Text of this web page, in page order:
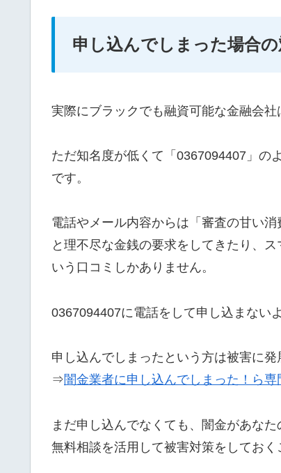
申し込んでしまった場合
実際にブラックでも融資可能な金融会社
ただ知名度が低くて「0367094407」の
です。
電話やメール内容からは「審査の甘い
と理不尽な金銭の要求をしてきたり、
いう口コミしかありません。
0367094407に電話をして申し込まない
申し込んでしまったという方は被害に
⇒闇金業者に申し込んでしまった！ら
まだ申し込んでなくても、闇金があな
無料相談を活用して被害対策をしておく